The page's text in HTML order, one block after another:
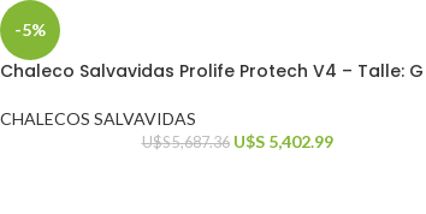
-5%
Chaleco Salvavidas Prolife Protech V4 – Talle: G
CHALECOS SALVAVIDAS
U$S5,687.36 U$S 5,402.99